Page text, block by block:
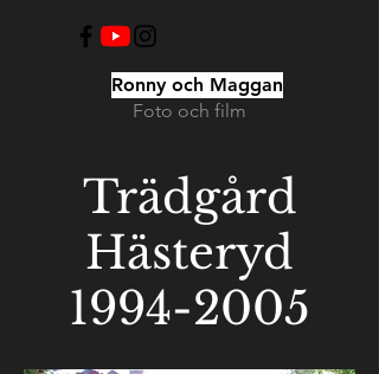
Ronny och Maggan
Foto och film
Trädgård
Hästeryd
1994-2005